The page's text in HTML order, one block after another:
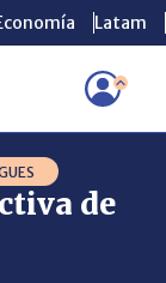
Latam
de tributación
Latam
de